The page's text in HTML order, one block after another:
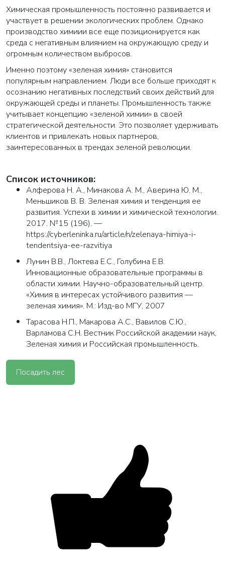
Химическая промышленность постоянно развивается и
участвует в решении экологических проблем. Однако
производство химиии все еще позиционируется как
среда с негативным влиянием на окружающую среду и
огромным количеством выбросов.
Именно поэтому «зеленая химия» становится
популярным направлением. Люди все больше приходят к
осознанию негативных последствий своих действий для
окружающей среды и планеты. Промышленность также
учитывает концепцию «зеленой химии» в своей
стратегической деятельности. Это позволяет удерживать
клиентов и привлекать новых партнеров,
заинтересованных в трендах зеленой революции.
Список источников:
Алферова Н. А., Минакова А. М., Аверина Ю. М.,
Меньшиков В. В. Зеленая химия и тенденция ее
развития. Успехи в химии и химической технологии.
2017. №15 (196). —
https://cyberleninka.ru/article/n/zelenaya-himiya-i-
tendentsiya-ee-razvitiya
Лунин В.В., Локтева Е.С., Голубина Е.В.
Инновационные образовательные программы в
области химии. Научно-образовательный центр.
«Химия в интересах устойчивого развития —
зеленая химия». М.: Изд-во МГУ, 2007
Тарасова Н.П., Макарова А.С., Вавилов С.Ю.,
Варламова С.Н. Вестник Российской академии наук,
Зеленая химия и Российская промышленность.
Посадить лес